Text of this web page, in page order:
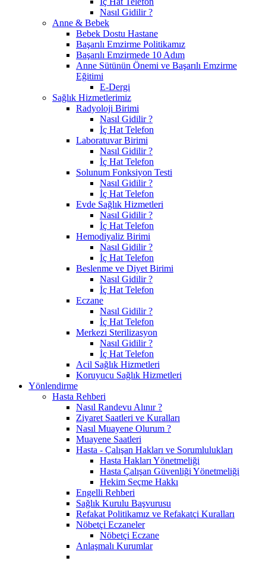
Nasıl Gidilir ?
Anne & Bebek
Bebek Dostu Hastane
Başarılı Emzirme Politikamız
Başarılı Emzirmede 10 Adım
Anne Sütünün Önemi ve Başarılı Emzirme
Eğitimi
E-Dergi
Sağlık Hizmetlerimiz
Radyoloji Birimi
Nasıl Gidilir ?
İç Hat Telefon
Laboratuvar Birimi
Nasıl Gidilir ?
İç Hat Telefon
Solunum Fonksiyon Testi
Nasıl Gidilir ?
İç Hat Telefon
Evde Sağlık Hizmetleri
Nasıl Gidilir ?
İç Hat Telefon
Hemodiyaliz Birimi
Nasıl Gidilir ?
İç Hat Telefon
Beslenme ve Diyet Birimi
Nasıl Gidilir ?
İç Hat Telefon
Eczane
Nasıl Gidilir ?
İç Hat Telefon
Merkezi Sterilizasyon
Nasıl Gidilir ?
İç Hat Telefon
Acil Sağlık Hizmetleri
Koruyucu Sağlık Hizmetleri
Yönlendirme
Hasta Rehberi
Nasıl Randevu Alınır ?
Ziyaret Saatleri ve Kuralları
Nasıl Muayene Olurum ?
Muayene Saatleri
Hasta - Çalışan Hakları ve Sorumlulukları
Hasta Hakları Yönetmeliği
Hasta Çalışan Güvenliği Yönetmeliği
Hekim Seçme Hakkı
Engelli Rehberi
Sağlık Kurulu Başvurusu
Refakat Politikamız ve Refakatçi Kuralları
Nöbetçi Eczaneler
Nöbetçi Eczane
Anlaşmalı Kurumlar